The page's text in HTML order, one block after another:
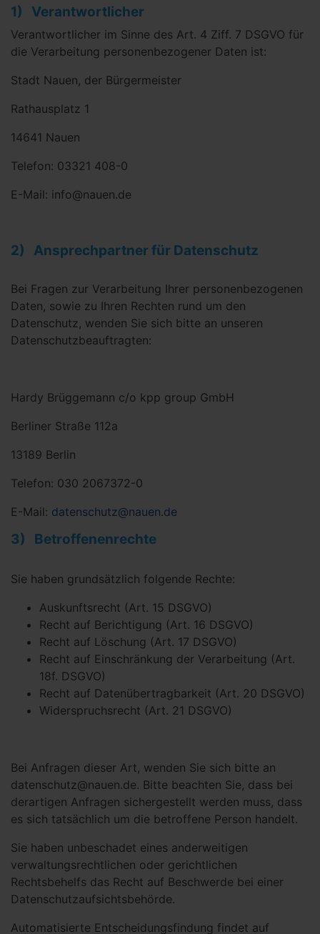
1) Verantwortlicher
Verantwortlicher im Sinne des Art. 4 Ziff. 7 DSGVO für
die Verarbeitung personenbezogener Daten ist:
Stadt Nauen, der Bürgermeister
Rathausplatz 1
14641 Nauen
Telefon: 03321 408-0
E-Mail: info@nauen.de
2) Ansprechpartner für Datenschutz
Bei Fragen zur Verarbeitung Ihrer personenbezogenen
Daten, sowie zu Ihren Rechten rund um den
Datenschutz, wenden Sie sich bitte an unseren
Datenschutzbeauftragten:
Hardy Brüggemann c/o kpp group GmbH
Berliner Straße 112a
13189 Berlin
Telefon: 030 2067372-0
E-Mail: datenschutz@nauen.de
3) Betroffenenrechte
Sie haben grundsätzlich folgende Rechte:
Auskunftsrecht (Art. 15 DSGVO)
Recht auf Berichtigung (Art. 16 DSGVO)
Recht auf Löschung (Art. 17 DSGVO)
Recht auf Einschränkung der Verarbeitung (Art.
18f. DSGVO)
Recht auf Datenübertragbarkeit (Art. 20 DSGVO)
Widerspruchsrecht (Art. 21 DSGVO)
Bei Anfragen dieser Art, wenden Sie sich bitte an
datenschutz@nauen.de. Bitte beachten Sie, dass bei
derartigen Anfragen sichergestellt werden muss, dass
es sich tatsächlich um die betroffene Person handelt.
Sie haben unbeschadet eines anderweitigen
verwaltungsrechtlichen oder gerichtlichen
Rechtsbehelfs das Recht auf Beschwerde bei einer
Datenschutzaufsichtsbehörde.
Automatisierte Entscheidungsfindung findet auf